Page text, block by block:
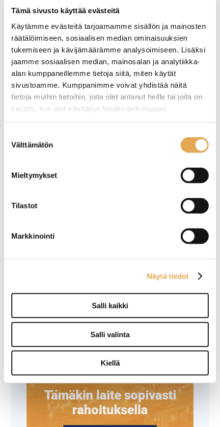
Tämä sivusto käyttää evästeitä
Käytämme evästeitä tarjoamamme sisällön ja mainosten
räätälöimiseen, sosiaalisen median ominaisuuksien
tukemiseen ja kävijämäärämme analysoimiseen. Lisäksi
jaamme sosiaalisen median, mainosalan ja analytiikka-
alan kumppaneillemme tietoja siitä, miten käytät
sivustoamme. Kumppanimme voivat yhdistää näitä
tietoja muihin tietoihin, joita olet antanut heille tai joita on
kerätty, kun olet käyttänyt heidän palvelujaan.
valinta
Välttämätön
Mieltymykset
Tilastot
Markkinointi
Näytä tiedot
Salli kaikki
Salli valinta
Kiellä
GIGA X8 tarjoaa JURAlle mahdollisuuden
ammattimaisuutta pienimmissäkin
yksityiskohdissa. Siellä missä yritys tilaa jopa
200 kupillisen valmistuskapasiteetin, kone tekee
käyttäjiin vaikutuksen laadullaan,
toiminnallisuudellaan sekä
toimintavarmuudellaan. Kun tähän yhdistetään
huippuluokan suorituskyky joka suhteessa,
ihanteellisesti räätälöitävissä toimistojen,
Kahviautomaatit tuoteryhmästä
Tämäkin laite sopivasti
rahoituksella